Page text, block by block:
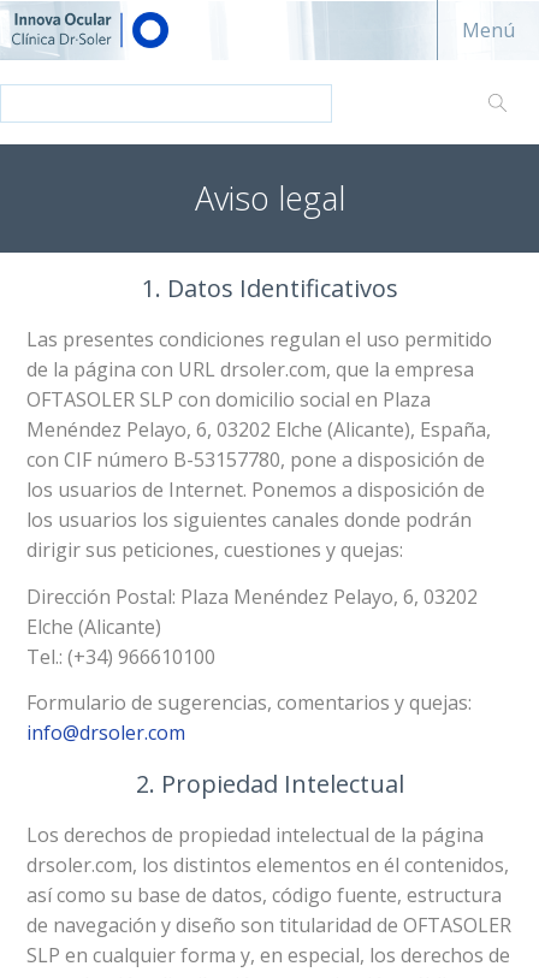
Innova ocular - Clínica Dr. Soler
Menú
Aviso legal
1. Datos Identificativos
Las presentes condiciones regulan el uso permitido
de la página con URL drsoler.com, que la empresa
OFTASOLER SLP con domicilio social en Plaza
Menéndez Pelayo, 6, 03202 Elche (Alicante), España,
con CIF número B-53157780, pone a disposición de
los usuarios de Internet. Ponemos a disposición de
los usuarios los siguientes canales donde podrán
dirigir sus peticiones, cuestiones y quejas:
Dirección Postal: Plaza Menéndez Pelayo, 6, 03202
Elche (Alicante)
Tel.: (+34) 966610100
Formulario de sugerencias, comentarios y quejas:
info@drsoler.com
2. Propiedad Intelectual
Los derechos de propiedad intelectual de la página
drsoler.com, los distintos elementos en él contenidos,
así como su base de datos, código fuente, estructura
de navegación y diseño son titularidad de OFTASOLER
SLP en cualquier forma y, en especial, los derechos de